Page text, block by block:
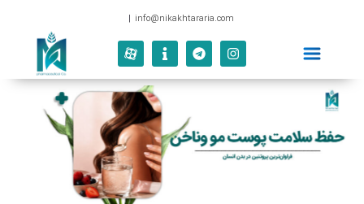
info@nikakhtararia
|